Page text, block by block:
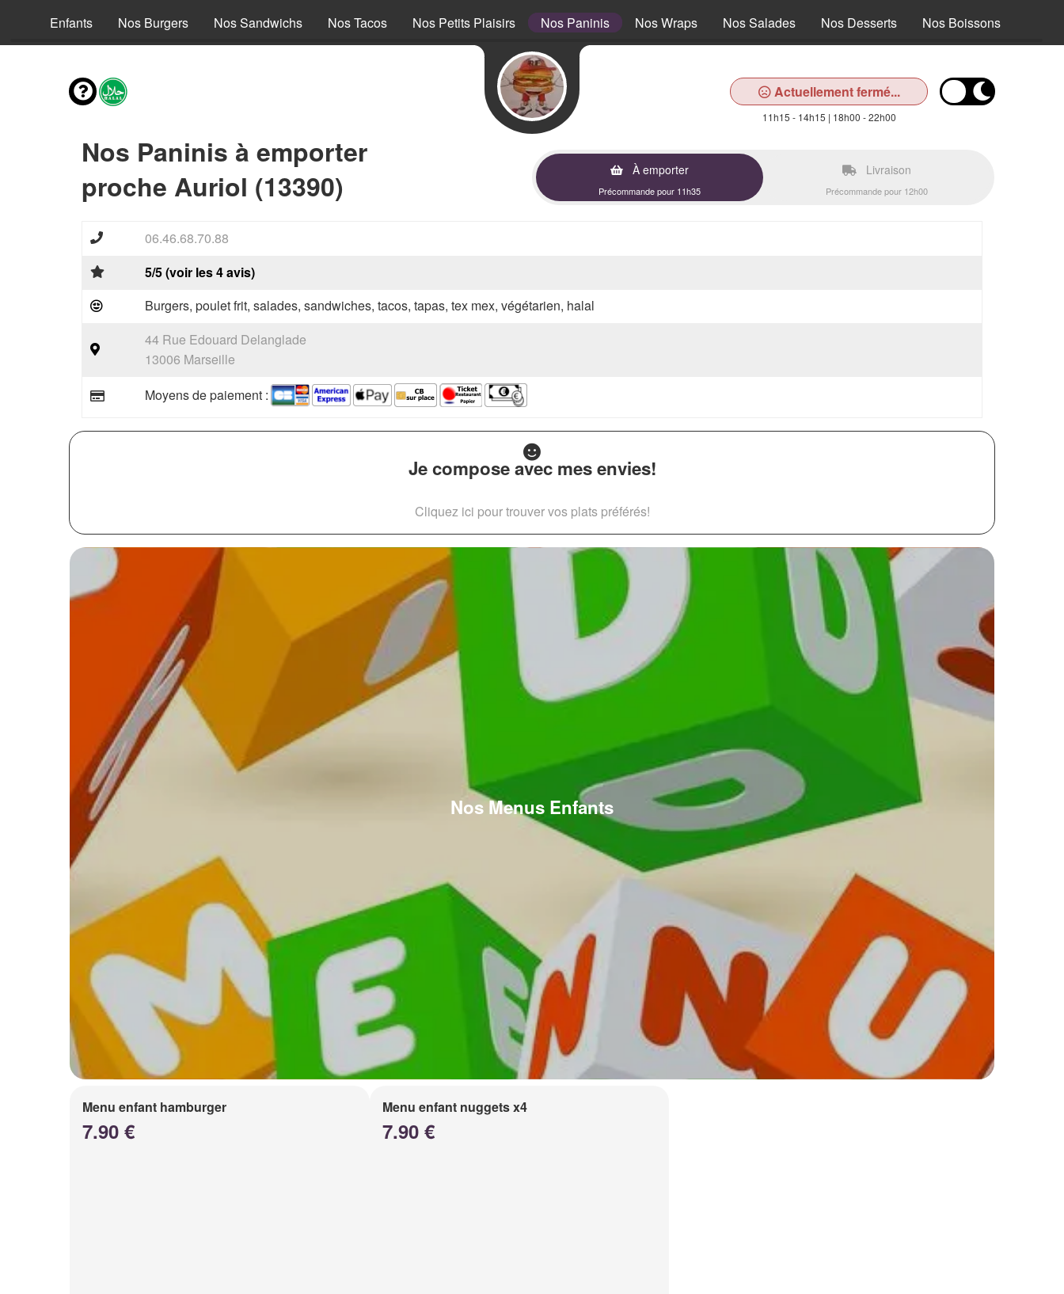
Menus Enfants Nos Burgers Nos Sandwichs Nos Tacos Nos Petits Plaisirs Nos Paninis Nos Wraps Nos Salades Nos Desserts Nos Boissons
Actuellement fermé...
11h15 - 14h15 | 18h00 - 22h00
Nos Paninis à emporter
proche Auriol (13390)
À emporter
Précommande pour 11h35
Livraison
Précommande pour 12h00
06.46.68.70.88
5/5 (voir les 4 avis)
Burgers, poulet frit, salades, sandwiches, tacos, tapas, tex mex, végétarien, halal
44 Rue Edouard Delanglade
13006 Marseille
Moyens de paiement :
Je compose avec mes envies!
Cliquez ici pour trouver vos plats préférés!
Nos Menus Enfants
Menu enfant hamburger
7.90 €
Menu enfant nuggets x4
7.90 €